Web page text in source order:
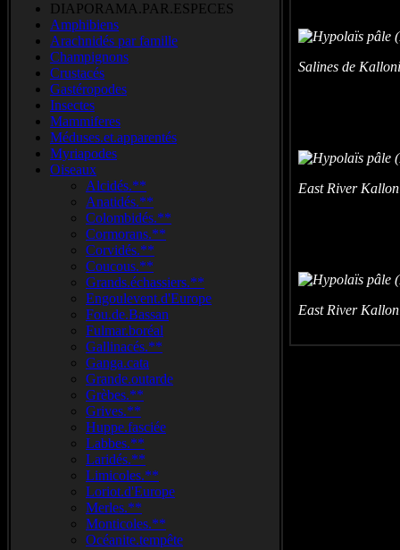
DIAPORAMA.PAR.ESPECES
Amphibiens
Arachnidés par famille
Champignons
Crustacés
Gastéropodes
Insectes
Mammiferes
Méduses.et.apparentés
Myriapodes
Oiseaux
Alcidés.**
Anatidés.**
Colombidés.**
Cormorans.**
Corvidés.**
Coucous.**
Grands.échassiers.**
Engoulevent.d'Europe
Fou.de.Bassan
Fulmar.boréal
Gallinacés.**
Ganga.cata
Grande.outarde
Grèbes.**
Grives.**
Huppe.fasciée
Labbes.**
Laridés.**
Limicoles.**
Loriot.d'Europe
Merles.**
Monticoles.**
Océanite.tempête
Salines de
East River
East River